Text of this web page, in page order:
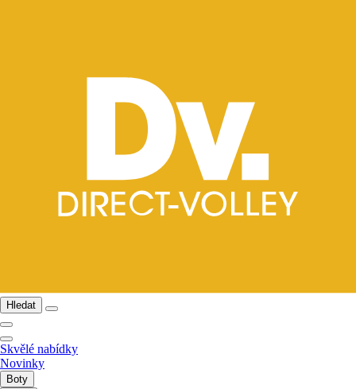
Hledat
Skvělé nabídky
Novinky
Boty